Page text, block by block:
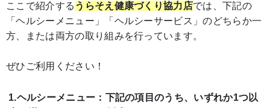
ここで紹介する うらそえ健康づくり協力店では、下記の
「ヘルシーメニュー」「ヘルシーサービス」のどちらか一
方、または両方の取り組みを行っています。
ぜひご利用ください！
1.ヘルシーメニュー：下記の項目のうち、いずれか1つ以